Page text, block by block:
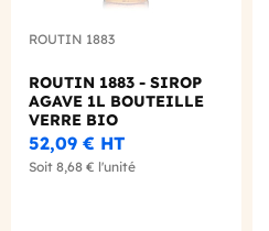
ROUTIN 1883
ROUTIN 1883 - SIROP
AGAVE 1L BOUTEILLE
VERRE BIO
52,09 € HT
Soit 8,68 € l'unité